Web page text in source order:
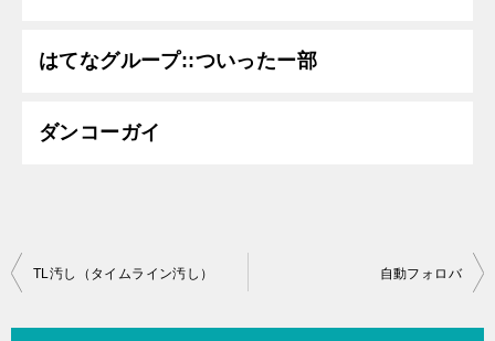
はてなグループ::ついったー部
ダンコーガイ
投
TL汚し（タイムライン汚し） 自動フォロバ